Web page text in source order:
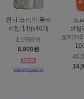
완피 크리미 퓨레
치킨 14gx40개
11,900원
8,900원
노
브릴
오메가3